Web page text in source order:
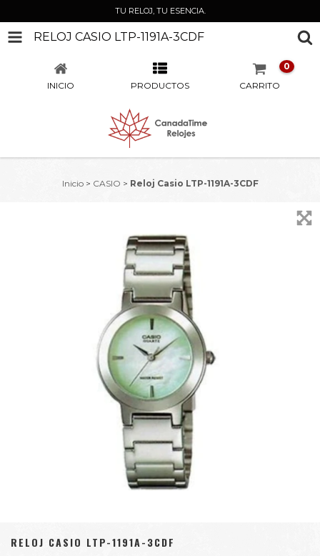
TU RELOJ, TU ESENCIA.
RELOJ CASIO LTP-1191A-3CDF
INICIO PRODUCTOS CARRITO
0
Inicio > CASIO > Reloj Casio LTP-1191A-3CDF
RELOJ CASIO LTP-1191A-3CDF